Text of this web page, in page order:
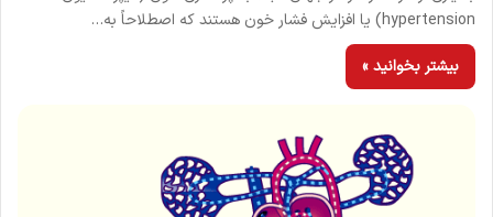
hypertension) یا افزایش فشار خون هستند که اصطلاحاً به…
بیشتر بخوانید »